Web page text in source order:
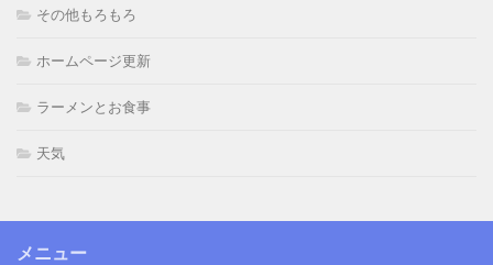
その他もろもろ
ホームページ更新
ラーメンとお食事
天気
メニュー